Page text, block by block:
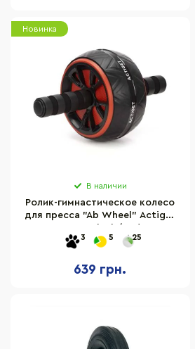
Новинка
В наличии
Ролик-гимнастическое колесо
для пресса "Ab Wheel" Actiget
ковриком, до 100 кг
3 5 25
639 грн.